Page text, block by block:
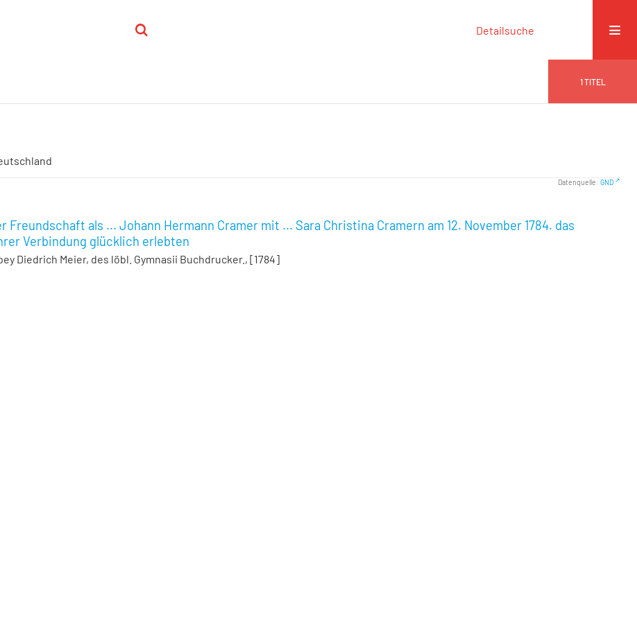
Detailsuche
1TITEL
Datenquelle: GND
Freundschaft als ... Johann Hermann Cramer mit ... Sara Christina Cramern am 12. November 1784. das
Verbindung glücklich erlebten
Diedrich Meier, des löbl. Gymnasii Buchdrucker., [1784]